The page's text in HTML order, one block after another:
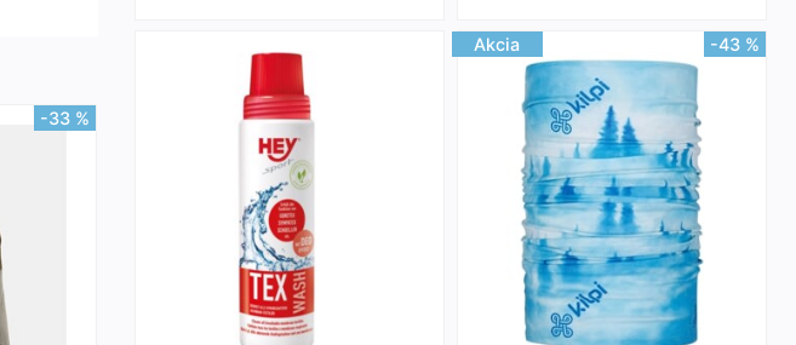
-33 %
Akcia -43 %